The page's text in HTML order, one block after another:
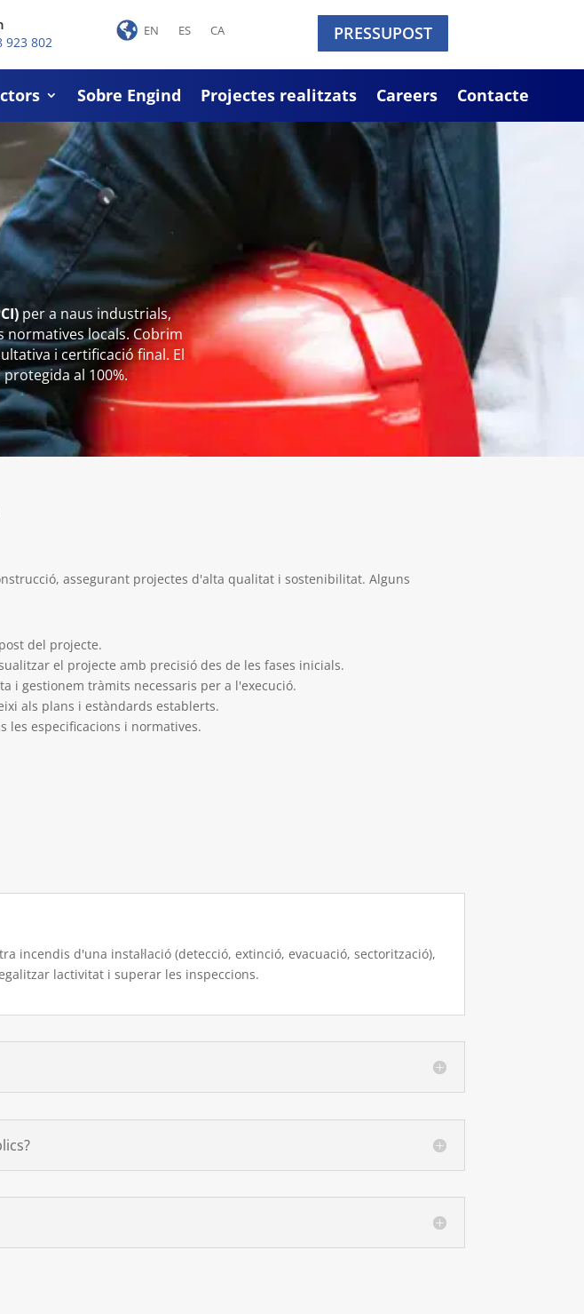
923 802
EN ES CA PRESSUPOST
Sobre Engind Projectes realitzats Careers Contacte
per a naus industrials,
normatives locals. Cobrim
i certificació final. El
al 100%.
assegurant projectes d'alta qualitat i sostenibilitat. Alguns
del projecte.
el projecte amb precisió des de les fases inicials.
i gestionem tràmits necessaris per a l'execució.
als plans i estàndards establerts.
les especificacions i normatives.
incendis d'una instal·lació (detecció, extinció, evacuació, sectorització),
lactivitat i superar les inspeccions.